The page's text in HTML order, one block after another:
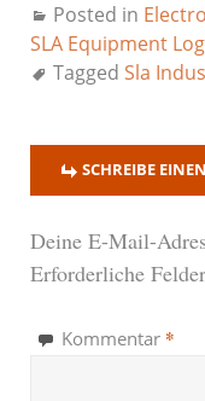
Posted in
SLA Equipment Log
Tagged Sla
SCHREIBE
Deine E-Mail-
Erforderliche
Kommentar *